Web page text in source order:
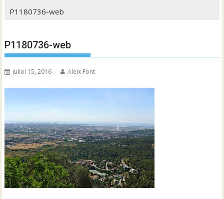
P1180736-web
P1180736-web
juliol 15, 2016 Aleix Font